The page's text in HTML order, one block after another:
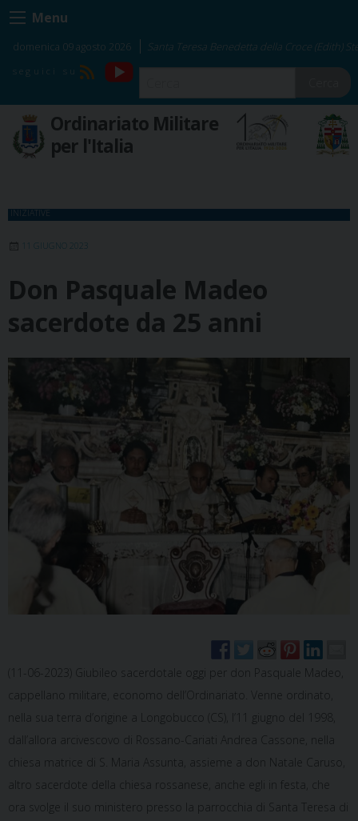
Skip
to
content
Menu
domenica 09 agosto 2026 Santa Teresa Benedetta della Croce (Edith)
RSS
YouTube
Ordinariato Militare
per l'Italia
INIZIATIVE
11 GIUGNO 2023
Don Pasquale Madeo
sacerdote da 25 anni
(11-06-2023) Giubileo sacerdotale oggi per don Pasquale Madeo,
cappellano militare, economo dell’Ordinariato. Venne ordinato,
nella sua terra d’origine a Longobucco (CS), l’11 giugno del 1998,
dall’allora arcivescovo di Rossano-Cariati Andrea Cassone, nella
chiesa matrice di S. Maria Assunta, assieme a don Natale Caruso,
altro sacerdote della chiesa rossanese, anche egli in festa, che
ora svolge il suo ministero presso la parrocchia di Santa Teresa di